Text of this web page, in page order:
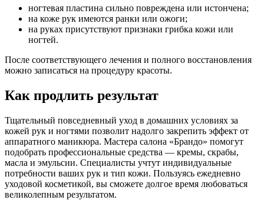
ногтевая пластина сильно повреждена или истончена;
на коже рук имеются ранки или ожоги;
на руках присутствуют признаки грибка кожи или
ногтей.
После соответствующего лечения и полного восстановления
можно записаться на процедуру красоты.
Как продлить результат
Тщательный повседневный уход в домашних условиях за
кожей рук и ногтями позволит надолго закрепить эффект от
аппаратного маникюра. Мастера салона «Брандо» помогут
подобрать профессиональные средства — кремы, скрабы,
масла и эмульсии. Специалисты учтут индивидуальные
потребности ваших рук и тип кожи. Пользуясь ежедневно
уходовой косметикой, вы сможете долгое время любоваться
великолепным результатом.